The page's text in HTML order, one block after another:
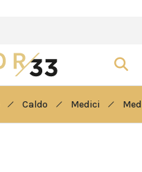
Caldo Medici